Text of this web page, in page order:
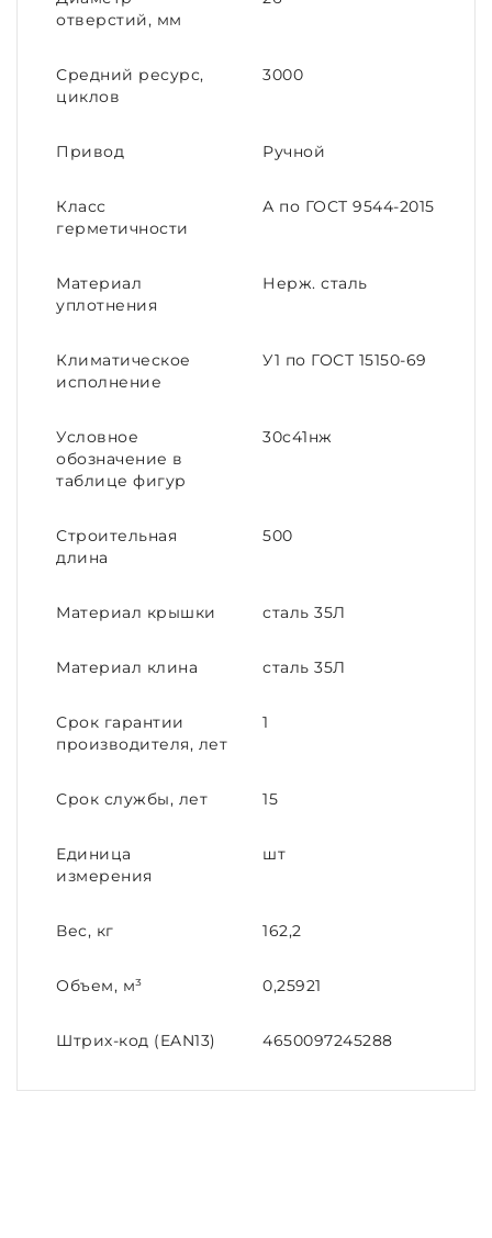
отверстий, мм
Средний ресурс,
циклов
3000
Привод Ручной
Класс
герметичности
А по ГОСТ 9544-2015
Материал
уплотнения
Нерж. сталь
Климатическое
исполнение
У1 по ГОСТ 15150-69
Условное
обозначение в
таблице фигур
30с41нж
Строительная
длина
500
Материал крышки сталь 35Л
Материал клина сталь 35Л
Срок гарантии
производителя, лет
1
Срок службы, лет 15
Единица
измерения
шт
Вес, кг 162,2
Объем, м³ 0,25921
Штрих-код (EAN13) 4650097245288